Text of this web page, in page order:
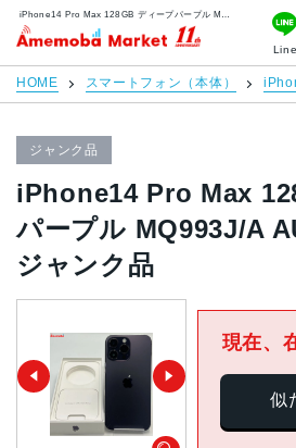
アメモバマーケット
Line
HOME スマートフォン（本体）
ジャンク品
iPhone14 Pro Max
パープル MQ993J/A
ジャンク品
現在、
似